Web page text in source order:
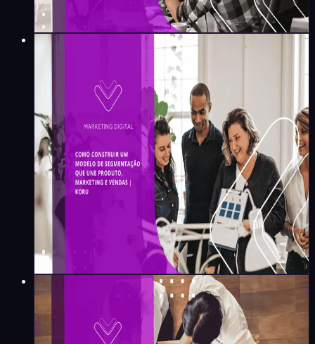
Maíra Flores·1min
Marketing Digital
Como construir um modelo
de segmentação que une
produto, marketing e vendas |
Koru
Maíra Flores· 1min
Agentes de IA em Marketing
e Vendas: por onde começar |